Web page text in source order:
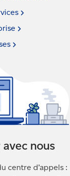
nous
centre d’appels :